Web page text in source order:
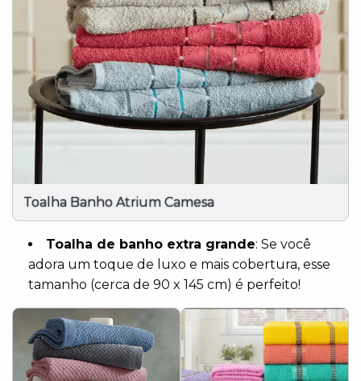
Toalha Banho Atrium Camesa
Toalha de banho extra grande: Se você
adora um toque de luxo e mais cobertura, esse
tamanho (cerca de 90 x 145 cm) é perfeito!